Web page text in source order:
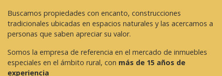
Buscamos propiedades con encanto, construcciones
tradicionales ubicadas en espacios naturales y las acercamos a
personas que saben apreciar su valor.
Somos la empresa de referencia en el mercado de inmuebles
especiales en el ámbito rural, con más de 15 años de
experiencia